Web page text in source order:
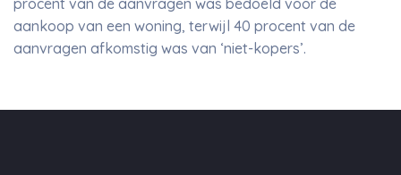
procent van de aanvragen was bedoeld voor de
aankoop van een woning, terwijl 40 procent van de
aanvragen afkomstig was van ‘niet-kopers’.